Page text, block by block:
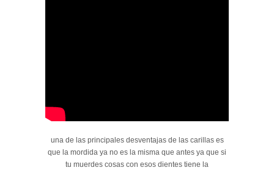
una de las principales desventajas de las carillas es
que la mordida ya no es la misma que antes ya que si
tu muerdes cosas con esos dientes tiene la